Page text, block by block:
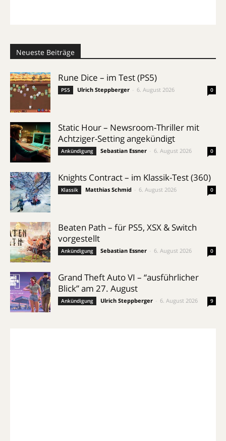
Neueste Beiträge
Rune Dice – im Test (PS5)
PS5 Ulrich Steppberger 6. August 2026 0
Static Hour – Newsroom-Thriller mit
Achtziger-Setting angekündigt
Ankündigung Sebastian Essner 6. August 2026 0
Knights Contract – im Klassik-Test (360)
Klassik Matthias Schmid 6. August 2026 0
Beaten Path – für PS5, XSX & Switch
vorgestellt
Ankündigung Sebastian Essner 6. August 2026 0
Grand Theft Auto VI – “ausführlicher
Blick” am 27. August
Ankündigung Ulrich Steppberger 6. August 2026 9